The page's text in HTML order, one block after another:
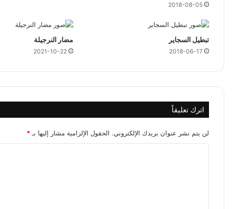
2018-08-05
تبطيل السجاير
2018-06-17
مضار النرجيلة
2021-10-22
اترك تعليقاً
لن يتم نشر عنوان بريدك الإلكتروني. الحقول الإلزامية مشار إليها بـ*